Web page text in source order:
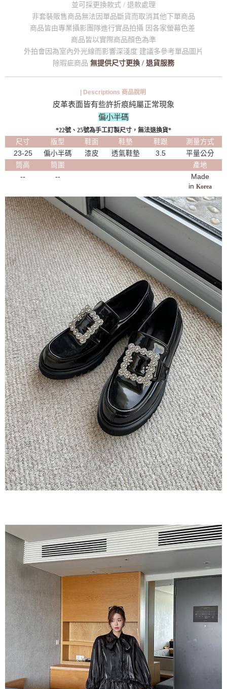
並可採更換款式 / 退款處理
非套裝販售商品無法因單品斷貨而取消其他下單商品
商品皆由專業攝影團隊進行實品拍攝 因各家螢幕色差
商品皆以實際商品顏色為準
外拍會因為室內外光線而影響深淺度 建議多參考單品圖片
除瑕疵商品 無提供尺寸更換 / 退貨服務
| Descriptions 商品說明
皮革表面皆有些許折痕純屬正常現象
偏小半碼
*22號、25號為手工訂製尺寸，無法退換貨*
尺寸 版型 鞋面 鞋墊 鞋跟
測量方式
23-25
偏小半碼 漆皮 透氣鞋墊 3.5
平量公分
筒高
筒圍
產地
--
--
Made
in Korea